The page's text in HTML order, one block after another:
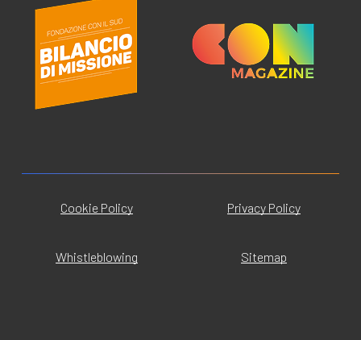
Cookie Policy Privacy Policy
Whistleblowing Sitemap